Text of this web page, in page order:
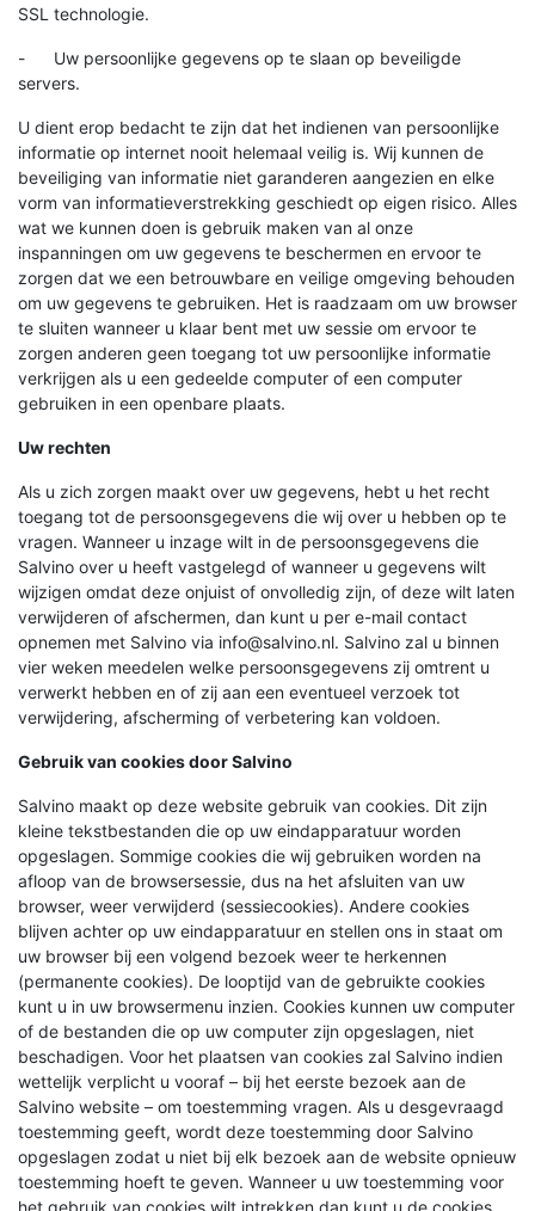
SSL technologie.
- Uw persoonlijke gegevens op te slaan op beveiligde
servers.
U dient erop bedacht te zijn dat het indienen van persoonlijke
informatie op internet nooit helemaal veilig is. Wij kunnen de
beveiliging van informatie niet garanderen aangezien en elke
vorm van informatieverstrekking geschiedt op eigen risico. Alles
wat we kunnen doen is gebruik maken van al onze
inspanningen om uw gegevens te beschermen en ervoor te
zorgen dat we een betrouwbare en veilige omgeving behouden
om uw gegevens te gebruiken. Het is raadzaam om uw browser
te sluiten wanneer u klaar bent met uw sessie om ervoor te
zorgen anderen geen toegang tot uw persoonlijke informatie
verkrijgen als u een gedeelde computer of een computer
gebruiken in een openbare plaats.
Uw rechten
Als u zich zorgen maakt over uw gegevens, hebt u het recht
toegang tot de persoonsgegevens die wij over u hebben op te
vragen. Wanneer u inzage wilt in de persoonsgegevens die
Salvino over u heeft vastgelegd of wanneer u gegevens wilt
wijzigen omdat deze onjuist of onvolledig zijn, of deze wilt laten
verwijderen of afschermen, dan kunt u per e-mail contact
opnemen met Salvino via info@salvino.nl. Salvino zal u binnen
vier weken meedelen welke persoonsgegevens zij omtrent u
verwerkt hebben en of zij aan een eventueel verzoek tot
verwijdering, afscherming of verbetering kan voldoen.
Gebruik van cookies door Salvino
Salvino maakt op deze website gebruik van cookies. Dit zijn
kleine tekstbestanden die op uw eindapparatuur worden
opgeslagen. Sommige cookies die wij gebruiken worden na
afloop van de browsersessie, dus na het afsluiten van uw
browser, weer verwijderd (sessiecookies). Andere cookies
blijven achter op uw eindapparatuur en stellen ons in staat om
uw browser bij een volgend bezoek weer te herkennen
(permanente cookies). De looptijd van de gebruikte cookies
kunt u in uw browsermenu inzien. Cookies kunnen uw computer
of de bestanden die op uw computer zijn opgeslagen, niet
beschadigen. Voor het plaatsen van cookies zal Salvino indien
wettelijk verplicht u vooraf – bij het eerste bezoek aan de
Salvino website – om toestemming vragen. Als u desgevraagd
toestemming geeft, wordt deze toestemming door Salvino
opgeslagen zodat u niet bij elk bezoek aan de website opnieuw
toestemming hoeft te geven. Wanneer u uw toestemming voor
het gebruik van cookies wilt intrekken dan kunt u de cookies